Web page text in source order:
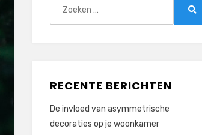
RECENTE BERICHTEN
De invloed van asymmetrische
decoraties op je woonkamer